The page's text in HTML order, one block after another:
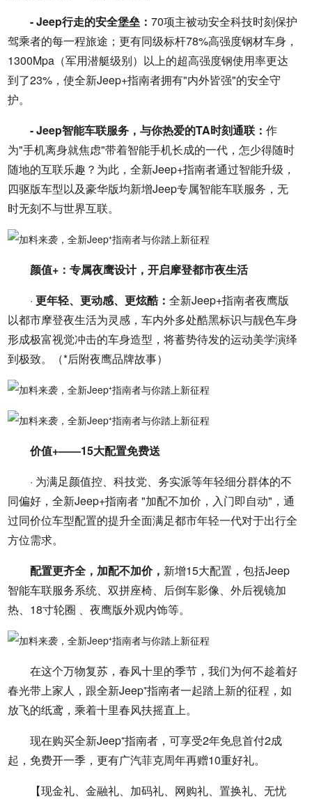
- Jeep行走的安全堡垒： 70项主被动安全科技时刻保护
驾乘者的每一程旅途；更有同级标杆78%高强度钢材车身，
1300Mpa（军用潜艇级别）以上的超高强度钢使用率更达
到了23%，使全新Jeep+指南者拥有"内外皆强"的安全守
护。
- Jeep智能车联服务，与你热爱的TA时刻通联： 作
为"手机离身就焦虑"带着智能手机长成的一代，怎少得随时
随地的互联乐趣？为此，全新Jeep+指南者通过智能升级，
四驱版车型以及豪华版均新增Jeep专属智能车联服务，无
时无刻不与世界互联。
颜值+：专属夜鹰设计，开启摩登都市夜生活
· 更年轻、更动感、更炫酷： 全新Jeep+指南者夜鹰版
以都市摩登夜生活为灵感，车内外多处酷黑标识与靓色车身
形成极富视觉冲击的车身造型，将蓄势待发的运动美学演绎
到极致。（*后附夜鹰品牌故事）
价值+——15大配置免费送
· 为满足颜值控、科技党、务实派等年轻细分群体的不
同偏好，全新Jeep+指南者 "加配不加价，入门即自动"，通
过同价位车型配置的提升全面满足都市年轻一代对于出行全
方位需求。
配置更齐全，加配不加价， 新增15大配置，包括Jeep
智能车联服务系统、双拼座椅、后倒车影像、外后视镜加
热、18寸轮圈 、夜鹰版外观内饰等。
在这个万物复苏，春风十里的季节，我们为何不趁着好
春光带上家人，跟全新Jeep⁺指南者一起踏上新的征程，如
放飞的纸鸢，乘着十里春风扶摇直上。
现在购买全新Jeep⁺指南者，可享受2年免息首付2成
起，免费开一季，更有广汽菲克周年再赠10重好礼。
【现金礼、金融礼、加码礼、网购礼、置换礼、无忧